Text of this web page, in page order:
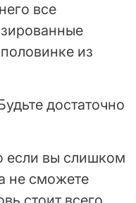
все
из
достаточно
если вы слишком
не сможете